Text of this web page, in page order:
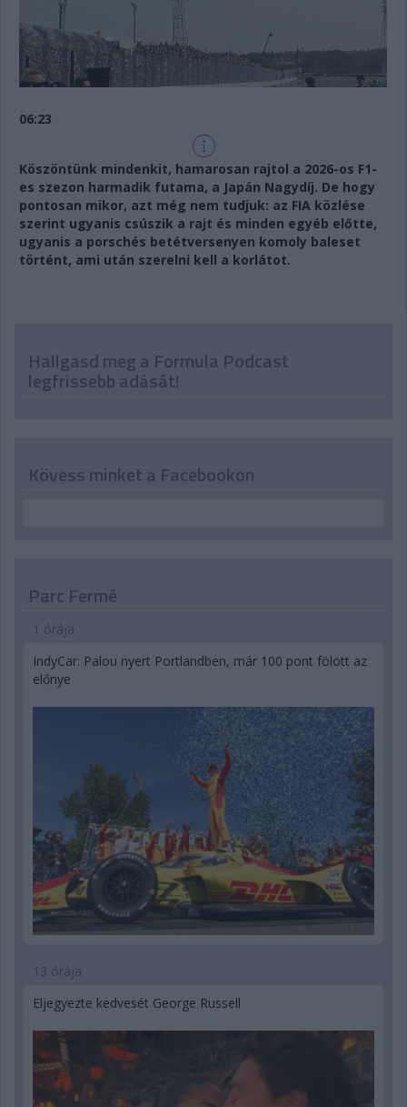
06:23
Köszöntünk mindenkit, hamarosan rajtol a 2026-os F1-
es szezon harmadik futama, a Japán Nagydíj. De hogy
pontosan mikor, azt még nem tudjuk: az FIA közlése
szerint ugyanis csúszik a rajt és minden egyéb előtte,
ugyanis a porschés betétversenyen komoly baleset
történt, ami után szerelni kell a korlátot.
Hallgasd meg a Formula Podcast
legfrissebb adását!
Kövess minket a Facebookon
Parc Fermé
1 órája
IndyCar: Palou nyert Portlandben, már 100 pont fölött az
előnye
13 órája
Eljegyezte kedvesét George Russell